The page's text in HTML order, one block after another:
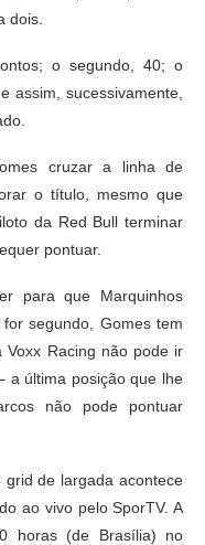
dois.
o segundo, 40; o
assim, sucessivamente,
cruzar a linha de
o título, mesmo que
da Red Bull terminar
pontuar.
para que Marquinhos
segundo, Gomes tem
Racing não pode ir
a última posição que lhe
não pode pontuar
de largada acontece
ao vivo pelo SporTV. A
horas (de Brasília) no